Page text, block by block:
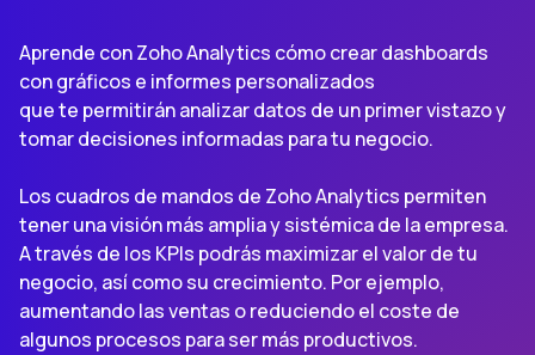
Aprende con Zoho Analytics cómo crear dashboards
con gráficos e informes personalizados
que te permitirán analizar datos de un primer vistazo y
tomar decisiones informadas para tu negocio.
Los cuadros de mandos de Zoho Analytics permiten
tener una visión más amplia y sistémica de la empresa.
A través de los KPIs podrás maximizar el valor de tu
negocio, así como su crecimiento. Por ejemplo,
aumentando las ventas o reduciendo el coste de
algunos procesos para ser más productivos.